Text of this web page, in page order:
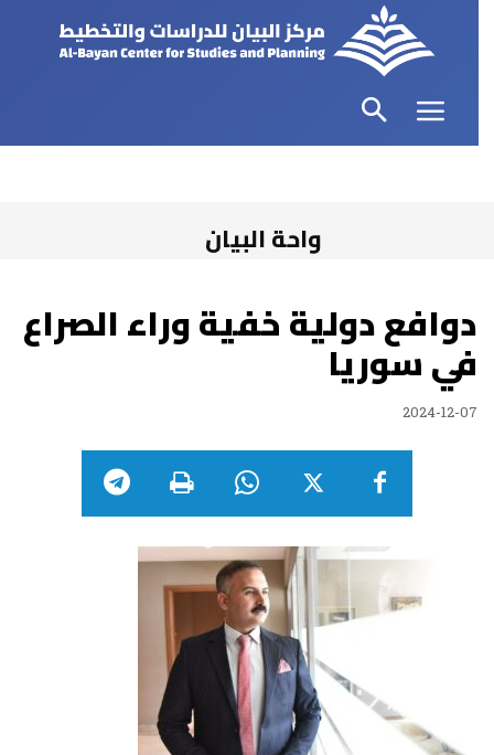
واحة البيان
دوافع دولية خفية وراء الصراع
في سوريا
2024-12-07